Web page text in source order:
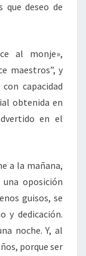
deseo de
al monje»,
maestros”, y
capacidad
obtenida en
en el
a la mañana,
oposición
guisos, se
y dedicación.
noche. Y, al
porque ser